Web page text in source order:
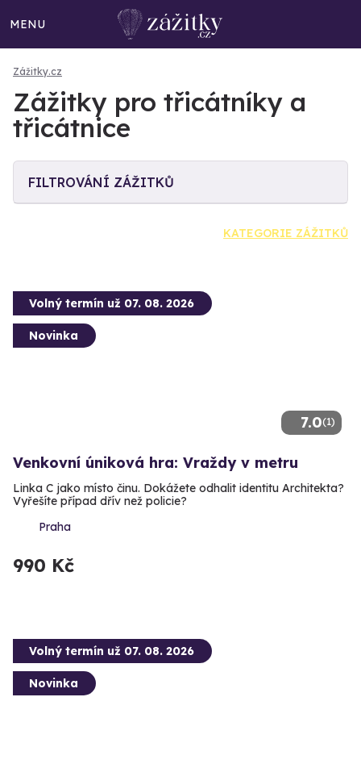
MENU
Zážitky.cz
Zážitky pro třicátníky a
třicátnice
FILTROVÁNÍ ZÁŽITKŮ
KATEGORIE ZÁŽITKŮ
7.0(1)
Volný termín už 07. 08. 2026
Novinka
Venkovní úniková hra: Vraždy v metru
Linka C jako místo činu. Dokážete odhalit identitu Architekta?
Vyřešíte případ dřív než policie?
Praha
990 Kč
Volný termín už 07. 08. 2026
Novinka